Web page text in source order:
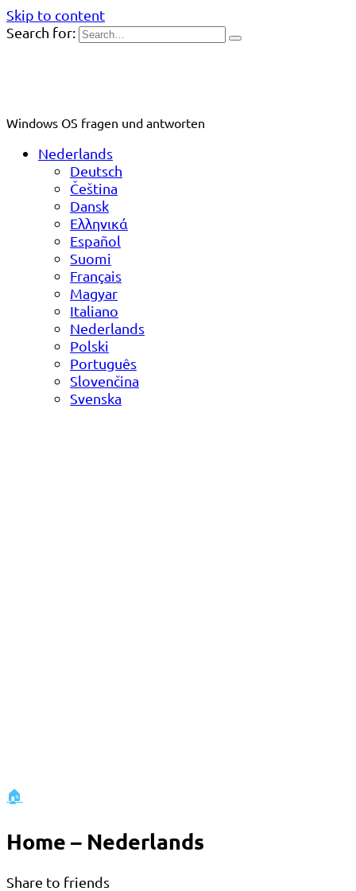
Skip to content
Search for:
Windows OS fragen und antworten
Nederlands
Deutsch
Čeština
Dansk
Ελληνικά
Español
Suomi
Français
Magyar
Italiano
Nederlands
Polski
Português
Slovenčina
Svenska
🏠
Home – Nederlands
Share to friends